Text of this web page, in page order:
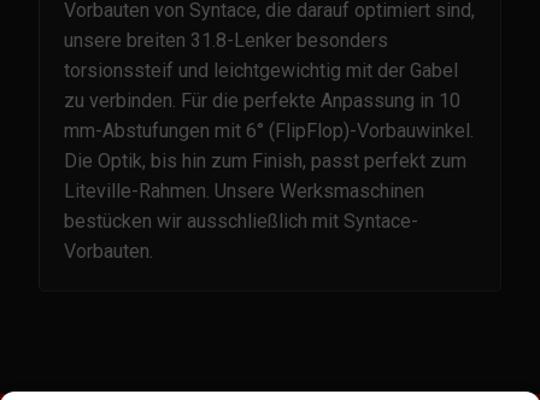
Vorbauten von Syntace, die darauf optimiert sind,
unsere breiten 31.8-Lenker besonders
torsionssteif und leichtgewichtig mit der Gabel
zu verbinden. Für die perfekte Anpassung in 10
mm-Abstufungen mit 6° (FlipFlop)-Vorbauwinkel.
Die Optik, bis hin zum Finish, passt perfekt zum
Liteville-Rahmen. Unsere Werksmaschinen
bestücken wir ausschließlich mit Syntace-
Vorbauten.